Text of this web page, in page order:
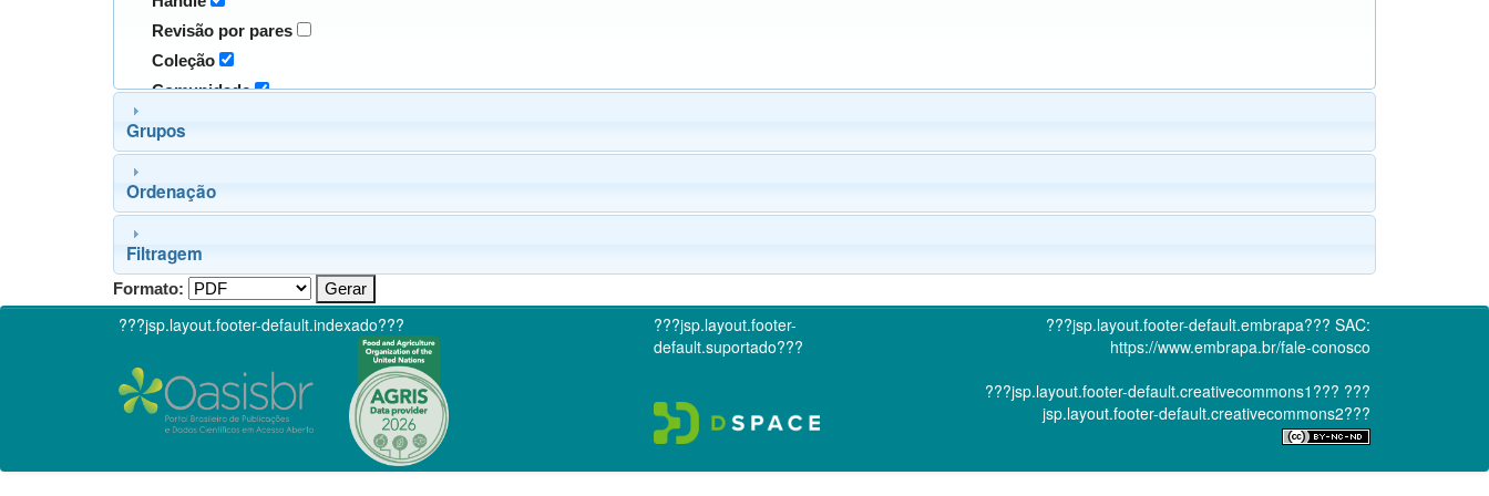
Revisão por pares
Coleção
Comunidade
Grupos
Ordenação
Filtragem
Formato:
???jsp.layout.footer-default.indexado???
???jsp.layout.footer-
default.suportado???
???jsp.layout.footer-default.embrapa??? SAC:
https://www.embrapa.br/fale-conosco
???jsp.layout.footer-default.creativecommons1??? ???
jsp.layout.footer-default.creativecommons2???